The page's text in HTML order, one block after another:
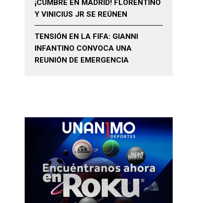
¡CUMBRE EN MADRID! FLORENTINO
Y VINICIUS JR SE REÚNEN
TENSIÓN EN LA FIFA: GIANNI
INFANTINO CONVOCA UNA
REUNIÓN DE EMERGENCIA